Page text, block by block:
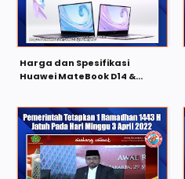
Harga dan Spesifikasi
Huawei MateBook D14 &